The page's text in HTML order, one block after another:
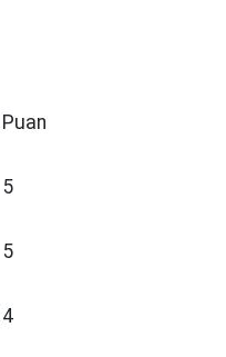
Puan
5
5
4